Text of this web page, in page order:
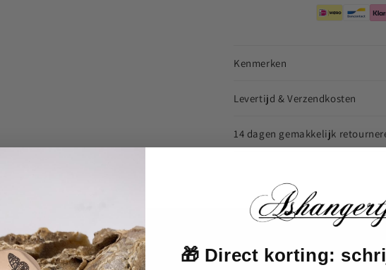
Kenmerken
Levertijd & Verzendkosten
14 dagen gemakkelijk
Echte reviews van echte
🎁 Direct korting: